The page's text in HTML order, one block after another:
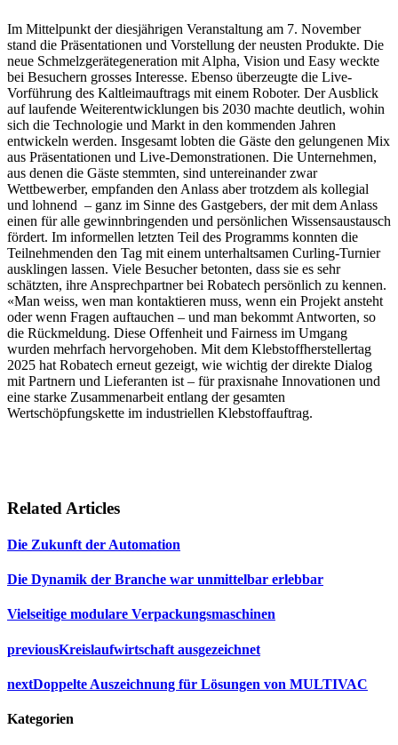
Im Mittelpunkt der diesjährigen Veranstaltung am 7. November
stand die Präsentationen und Vorstellung der neusten Produkte. Die
neue Schmelzgerätegeneration mit Alpha, Vision und Easy weckte
bei Besuchern grosses Interesse. Ebenso überzeugte die Live-
Vorführung des Kaltleimauftrags mit einem Roboter. Der Ausblick
auf laufende Weiterentwicklungen bis 2030 machte deutlich, wohin
sich die Technologie und Markt in den kommenden Jahren
entwickeln werden. Insgesamt lobten die Gäste den gelungenen Mix
aus Präsentationen und Live-Demonstrationen. Die Unternehmen,
aus denen die Gäste stemmten, sind untereinander zwar
Wettbewerber, empfanden den Anlass aber trotzdem als kollegial
und lohnend – ganz im Sinne des Gastgebers, der mit dem Anlass
einen für alle gewinnbringenden und persönlichen Wissensaustausch
fördert. Im informellen letzten Teil des Programms konnten die
Teilnehmenden den Tag mit einem unterhaltsamen Curling-Turnier
ausklingen lassen. Viele Besucher betonten, dass sie es sehr
schätzten, ihre Ansprechpartner bei Robatech persönlich zu kennen.
«Man weiss, wen man kontaktieren muss, wenn ein Projekt ansteht
oder wenn Fragen auftauchen – und man bekommt Antworten, so
die Rückmeldung. Diese Offenheit und Fairness im Umgang
wurden mehrfach hervorgehoben. Mit dem Klebstoffherstellertag
2025 hat Robatech erneut gezeigt, wie wichtig der direkte Dialog
mit Partnern und Lieferanten ist – für praxisnahe Innovationen und
eine starke Zusammenarbeit entlang der gesamten
Wertschöpfungskette im industriellen Klebstoffauftrag.
Related Articles
Die Zukunft der Automation
Die Dynamik der Branche war unmittelbar erlebbar
Vielseitige modulare Verpackungsmaschinen
previousKreislaufwirtschaft ausgezeichnet
nextDoppelte Auszeichnung für Lösungen von MULTIVAC
Kategorien